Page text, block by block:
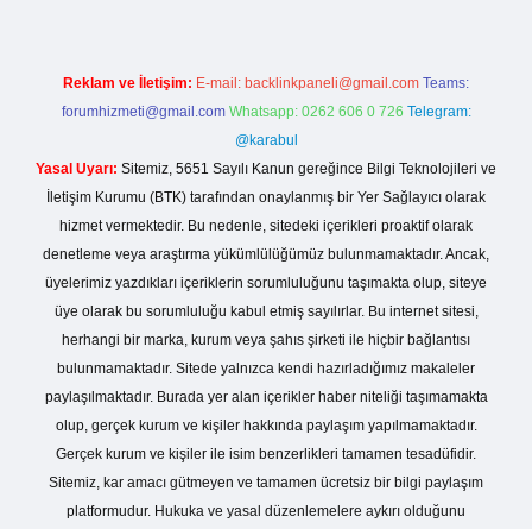
Reklam ve İletişim: E-mail: backlinkpaneli@gmail.com Teams:
forumhizmeti@gmail.com Whatsapp: 0262 606 0 726 Telegram:
@karabul
Yasal Uyarı: Sitemiz, 5651 Sayılı Kanun gereğince Bilgi Teknolojileri ve
İletişim Kurumu (BTK) tarafından onaylanmış bir Yer Sağlayıcı olarak
hizmet vermektedir. Bu nedenle, sitedeki içerikleri proaktif olarak
denetleme veya araştırma yükümlülüğümüz bulunmamaktadır. Ancak,
üyelerimiz yazdıkları içeriklerin sorumluluğunu taşımakta olup, siteye
üye olarak bu sorumluluğu kabul etmiş sayılırlar. Bu internet sitesi,
herhangi bir marka, kurum veya şahıs şirketi ile hiçbir bağlantısı
bulunmamaktadır. Sitede yalnızca kendi hazırladığımız makaleler
paylaşılmaktadır. Burada yer alan içerikler haber niteliği taşımamakta
olup, gerçek kurum ve kişiler hakkında paylaşım yapılmamaktadır.
Gerçek kurum ve kişiler ile isim benzerlikleri tamamen tesadüfidir.
Sitemiz, kar amacı gütmeyen ve tamamen ücretsiz bir bilgi paylaşım
platformudur. Hukuka ve yasal düzenlemelere aykırı olduğunu